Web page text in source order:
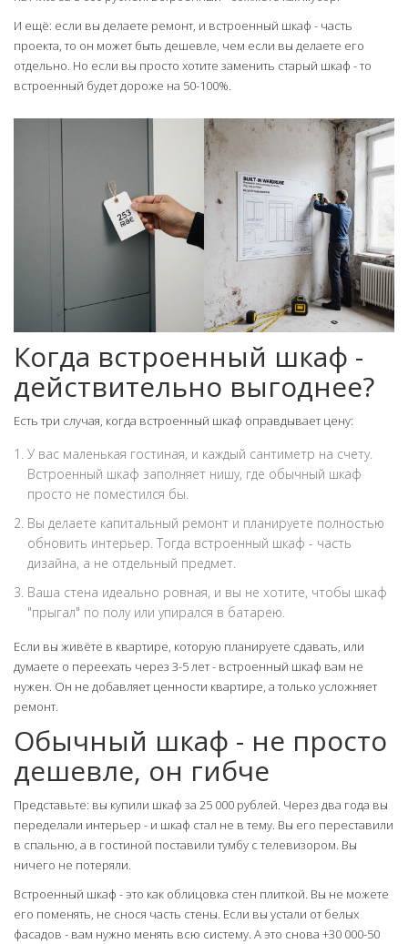
И ещё: если вы делаете ремонт, и встроенный шкаф - часть
проекта, то он может быть дешевле, чем если вы делаете его
отдельно. Но если вы просто хотите заменить старый шкаф - то
встроенный будет дороже на 50-100%.
Когда встроенный шкаф -
действительно выгоднее?
Есть три случая, когда встроенный шкаф оправдывает цену:
У вас маленькая гостиная, и каждый сантиметр на счету.
Встроенный шкаф заполняет нишу, где обычный шкаф
просто не поместился бы.
Вы делаете капитальный ремонт и планируете полностью
обновить интерьер. Тогда встроенный шкаф - часть
дизайна, а не отдельный предмет.
Ваша стена идеально ровная, и вы не хотите, чтобы шкаф
"прыгал" по полу или упирался в батарею.
Если вы живёте в квартире, которую планируете сдавать, или
думаете о переехать через 3-5 лет - встроенный шкаф вам не
нужен. Он не добавляет ценности квартире, а только усложняет
ремонт.
Обычный шкаф - не просто
дешевле, он гибче
Представьте: вы купили шкаф за 25 000 рублей. Через два года вы
переделали интерьер - и шкаф стал не в тему. Вы его переставили
в спальню, а в гостиной поставили тумбу с телевизором. Вы
ничего не потеряли.
Встроенный шкаф - это как облицовка стен плиткой. Вы не можете
его поменять, не снося часть стены. Если вы устали от белых
фасадов - вам нужно менять всю систему. А это снова +30 000-50